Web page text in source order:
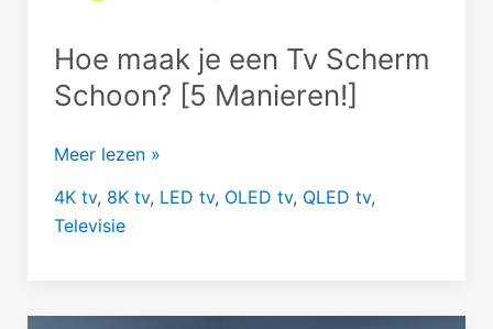
Hoe maak je een Tv Scherm
Schoon? [5 Manieren!]
Hoe
je
een
Meer lezen »
4K tv, 8K tv, LED tv, OLED tv, QLED tv,
Televisie